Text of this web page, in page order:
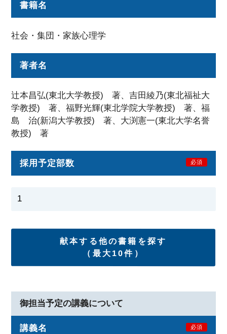
書籍名
社会・集団・家族心理学
著者名
辻本昌弘(東北大学教授) 著、吉田綾乃(東北福祉大
学教授) 著、福野光輝(東北学院大学教授) 著、福
島 治(新潟大学教授) 著、大渕憲一(東北大学名誉
教授) 著
採用予定部数 必須
献本する他の書籍を探す
（最大10件）
御担当予定の講義について
講義名 必須